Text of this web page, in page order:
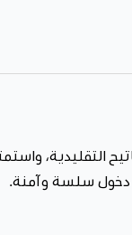
بمنتجات تجمع بين
المميز الآن من متجر
التقليدية،
دخول سلسة وآمنة.